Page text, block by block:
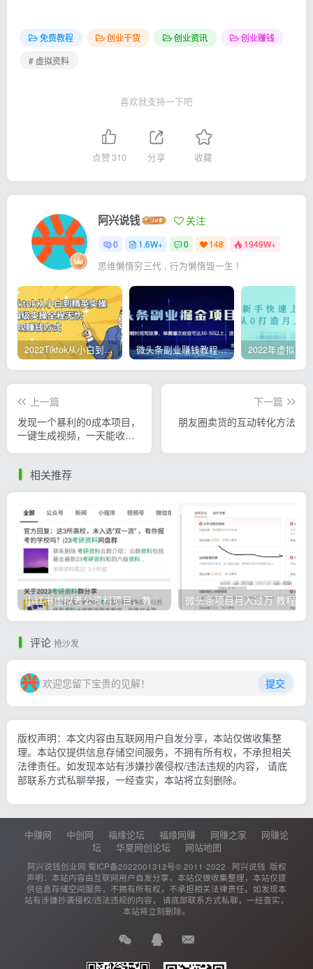
免费教程 创业干货 创业资讯
创业赚钱
# 虚拟资料
喜欢就支持一下吧
点赞310 分享 收藏
阿兴说钱 关注
0 1.6W+ 0 148 1949W+
思维懒惰穷三代 , 行为懒惰毁一生 !
2022Tiktok从小白到精英实操，0-1保姆级实操全程无忧，多种变现赚钱方式 微头条副业赚钱教程，项目单号单天做到50-100+收益
上一篇
发现一个暴利的0成本项目，
一键生成视频，一天能收入
下一篇
朋友圈卖货的互动转化方法
相关推荐
小红书虚拟考公资料项目，教资项目轻松月入过万的核心玩法
评论 抢沙发
欢迎您留下宝贵的见解！ 提交
版权声明：本文内容由互联网用户自发分享，本站仅做收集整
理。本站仅提供信息存储空间服务，不拥有所有权，不承担相关
法律责任。如发现本站有涉嫌抄袭侵权/违法违规的内容， 请底
部联系方式私聊举报，一经查实，本站将立刻删除。
中赚网 中创网 福缘论坛 福缘网赚 网赚之家
网赚论
坛
华夏网创论坛 网站地图
阿兴说钱创业网 蜀ICP备2022001312号© 2011-2022 · 阿兴说钱 版权
声明：本站内容由互联网用户自发分享，本站仅做收集整理，本站仅提
供信息存储空间服务，不拥有所有权，不承担相关法律责任。如发现本
站有涉嫌抄袭侵权/违法违规的内容， 请底部联系方式私聊，一经查实，
本站将立刻删除。